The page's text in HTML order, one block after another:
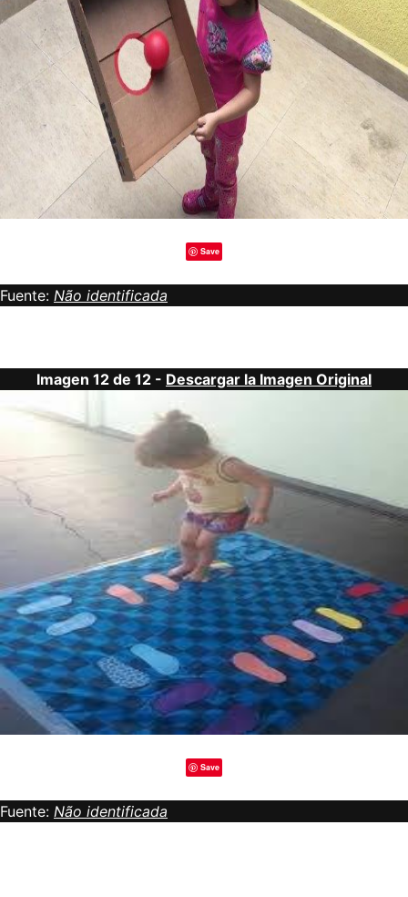
Save
Fuente: Não identificada
Imagen 12 de 12 - Descargar la Imagen Original
Save
Fuente: Não identificada